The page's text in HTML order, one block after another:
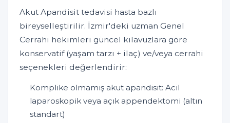
Akut Apandisit tedavisi hasta bazlı
bireyselleştirilir. İzmir'deki uzman Genel
Cerrahi hekimleri güncel kılavuzlara göre
konservatif (yaşam tarzı + ilaç) ve/veya cerrahi
seçenekleri değerlendirir:
Komplike olmamış akut apandisit: Acil
laparoskopik veya açık appendektomi (altın
standart)